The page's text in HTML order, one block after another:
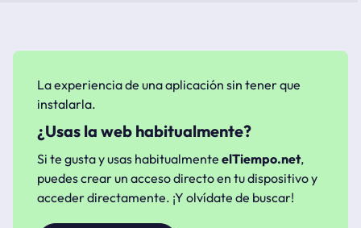
La experiencia de una aplicación sin tener que
instalarla.
¿Usas la web habitualmente?
Si te gusta y usas habitualmente elTiempo.net,
puedes crear un acceso directo en tu dispositivo y
acceder directamente. ¡Y olvídate de buscar!